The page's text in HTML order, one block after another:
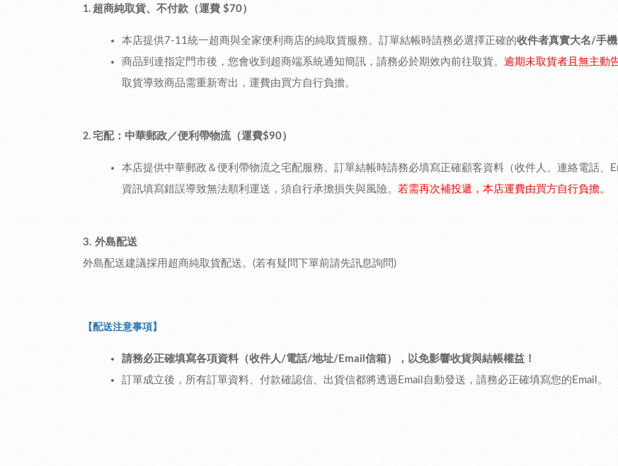
1. 超商純取貨、不付款（運費 $70）
本店提供7-11統一超商與全家便利商店的純取貨服務。訂單結帳時請務必選擇正確的收件者真實大名/手
商品到達指定門市後，您會收到超商端系統通知簡訊，請務必於期效內前往取貨。 逾期未取貨者且無主動
取貨導致商品需重新寄出，運費由買方自行負擔。
2. 宅配：中華郵政／便利帶物流（運費$90）
本店提供中華郵政＆便利帶物流之宅配服務。訂單結帳時請務必填寫正確顧客資料（收件人、連絡電話、
資訊填寫錯誤導致無法順利運送，須自行承擔損失與風險。 若需再次補投遞，本店運費由買方自行負擔。
3. 外島配送
外島配送建議採用超商純取貨配送。(若有疑問下單前請先訊息詢問)
【配送注意事項】
請務必正確填寫各項資料（收件人/電話/地址/Email信箱），以免影響收貨與結帳權益！
訂單成立後，所有訂單資料、付款確認信、出貨信都將透過Email自動發送，請務必正確填寫您的Email。